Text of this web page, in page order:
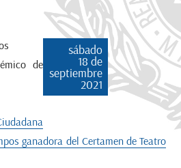
sábado
18 de
septiembre
2021
de
ganadora del Certamen de Teatro